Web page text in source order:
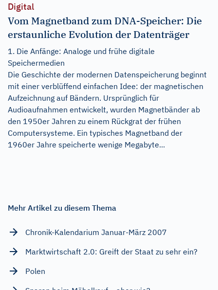
Digital
Vom Magnetband zum DNA-Speicher: Die
erstaunliche Evolution der Datenträger
1. Die Anfänge: Analoge und frühe digitale
Speichermedien
Die Geschichte der modernen Datenspeicherung beginnt
mit einer verblüffend einfachen Idee: der magnetischen
Aufzeichnung auf Bändern. Ursprünglich für
Audioaufnahmen entwickelt, wurden Magnetbänder ab
den 1950er Jahren zu einem Rückgrat der frühen
Computersysteme. Ein typisches Magnetband der
1960er Jahre speicherte wenige Megabyte...
Mehr Artikel zu diesem Thema
Chronik-Kalendarium Januar-März 2007
Marktwirtschaft 2.0: Greift der Staat zu sehr ein?
Polen